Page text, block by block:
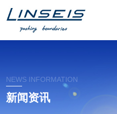
NEWS INFORMATION
新闻资讯